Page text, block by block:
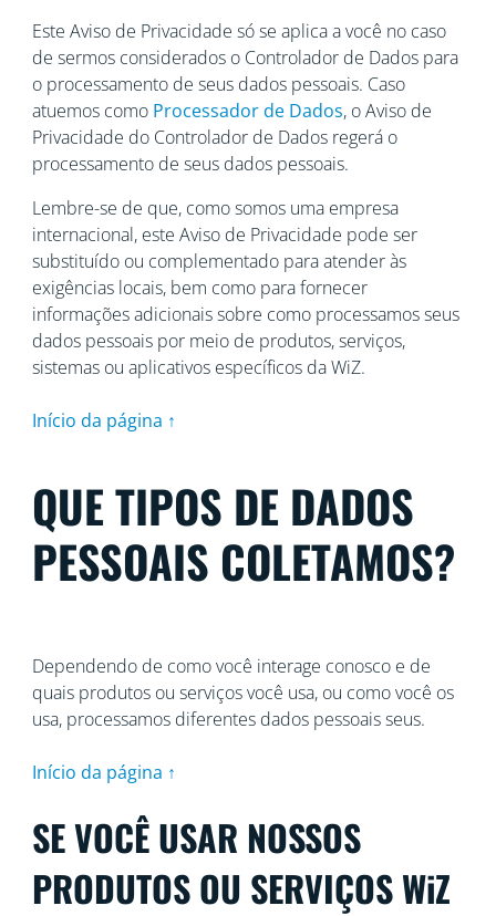
Este Aviso de Privacidade só se aplica a você no caso
de sermos considerados o Controlador de Dados para
o processamento de seus dados pessoais. Caso
atuemos como Processador de Dados, o Aviso de
Privacidade do Controlador de Dados regerá o
processamento de seus dados pessoais.
Lembre-se de que, como somos uma empresa
internacional, este Aviso de Privacidade pode ser
substituído ou complementado para atender às
exigências locais, bem como para fornecer
informações adicionais sobre como processamos seus
dados pessoais por meio de produtos, serviços,
sistemas ou aplicativos específicos da WiZ.
Início da página ↑
QUE TIPOS DE DADOS
PESSOAIS COLETAMOS?
Dependendo de como você interage conosco e de
quais produtos ou serviços você usa, ou como você os
usa, processamos diferentes dados pessoais seus.
Início da página ↑
SE VOCÊ USAR NOSSOS
PRODUTOS OU SERVIÇOS WiZ